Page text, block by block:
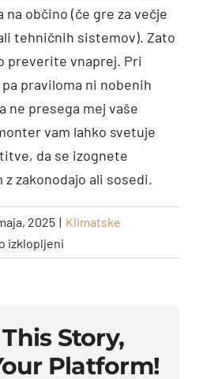
občino (če gre za večje
tehničnih sistemov). Zato
preverite vnaprej. Pri
praviloma ni nobenih
ne presega mej vaše
vam lahko svetuje
da se izognete
zakonodajo ali sosedi.
2025 | Klimatske
izklopljeni
Ali
za
montažo
klime
Story,
Platform!